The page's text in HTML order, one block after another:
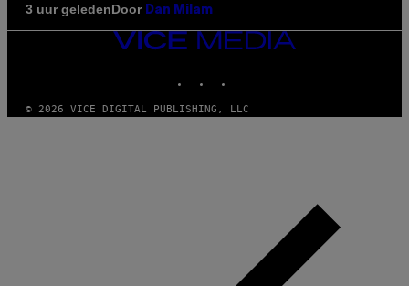
3 uur geledenDoor Dan Milam
VICE
MEDIA
© 2026 VICE DIGITAL PUBLISHING, LLC